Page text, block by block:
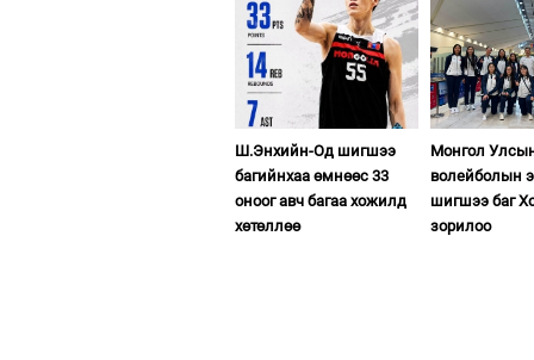
Ш.Энхийн-Од шигшээ
багийнхаа өмнөөс 33
оноог авч багаа хожилд
хөтөллөө
Монгол
волейболын
шигшээ баг
зорилоо